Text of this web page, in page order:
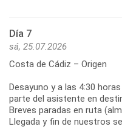
Día 7
sá, 25.07.2026
Costa de Cádiz – Origen
Desayuno y a las 4:30
parte del asistente en
Breves paradas en ruta
Llegada y fin de nuestros